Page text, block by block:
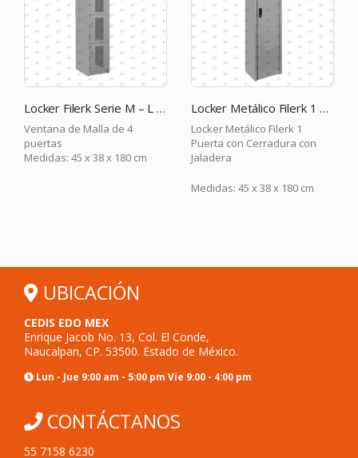
Locker Filerk Serie M – L SM 4GR
Ventana de Malla de 4
puertas
Medidas: 45 x 38 x 180 cm
Locker Metálico Filerk 1 Puerta con Cerradura con Jaladera
Locker Metálico Filerk 1
Puerta con Cerradura con
Jaladera
Medidas: 45 x 38 x 180 cm
UBICACIÓN
CEDIS EDO MEX
Enrique Jacob No. 13, Col. El Conde,
Naucalpan, CP. 53500. Estado de México.
Lun - Jue 9:00 am - 5:00 pm Vie 9:00 - 4:00 pm
CONTÁCTANOS
55 7158 6230